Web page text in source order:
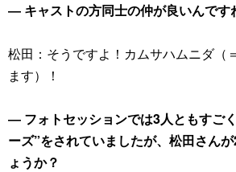
― キャストの方同士の仲が良いんです
松田：そうですよ！カムサハムニダ（
ます）！
― フォトセッションでは3人ともすご
ーズ”をされていましたが、松田さん
ょうか？